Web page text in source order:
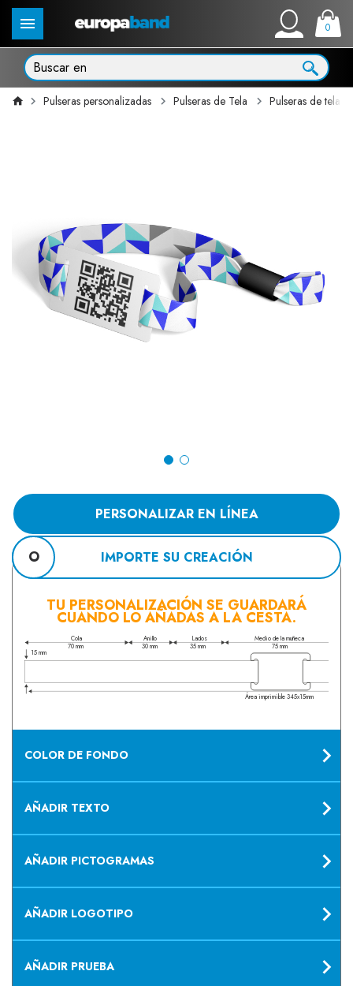
0
Pulseras personalizadas Pulseras de Tela Pulseras de tela
PERSONALIZAR EN LÍNEA
O IMPORTE SU CREACIÓN
TU PERSONALIZACIÓN SE GUARDARÁ
CUANDO LO AÑADAS A LA CESTA.
70 mm 30 mm 35 mm 75 mm
15 mm
Medio de la muñeca
Área imprimible 345x15mm
Anillo
Cola Lados
COLOR DE FONDO
AÑADIR TEXTO
AÑADIR PICTOGRAMAS
AÑADIR LOGOTIPO
AÑADIR PRUEBA